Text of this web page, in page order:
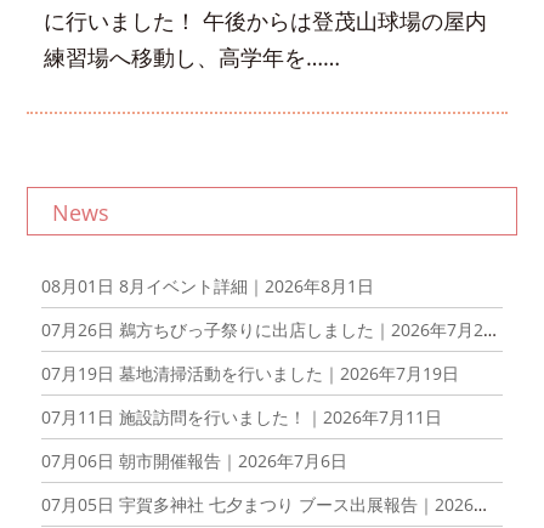
に行いました！ 午後からは登茂山球場の屋内
練習場へ移動し、高学年を……
News
08月01日 8月イベント詳細｜2026年8月1日
07月26日 鵜方ちびっ子祭りに出店しました｜2026年7月26日
07月19日 墓地清掃活動を行いました｜2026年7月19日
07月11日 施設訪問を行いました！｜2026年7月11日
07月06日 朝市開催報告｜2026年7月6日
07月05日 宇賀多神社 七夕まつり ブース出展報告｜2026年7月5日